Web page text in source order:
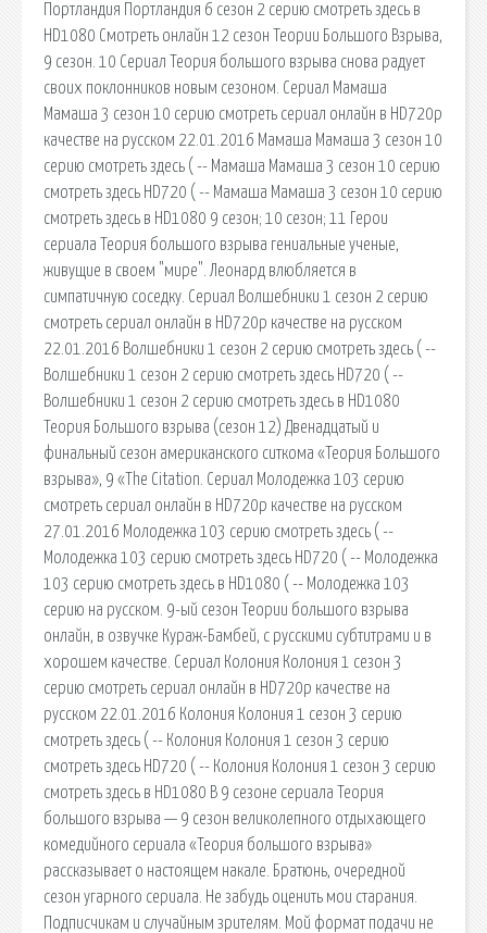
Портландия Портландия 6 сезон 2 серию смотреть здесь в
HD1080 Смотреть онлайн 12 сезон Теории Большого Взрыва,
9 сезон. 10 Сериал Теория большого взрыва снова радует
своих поклонников новым сезоном. Сериал Мамаша
Мамаша 3 сезон 10 серию смотреть сериал онлайн в HD720p
качестве на русском 22.01.2016 Мамаша Мамаша 3 сезон 10
серию смотреть здесь ( -- Мамаша Мамаша 3 сезон 10 серию
смотреть здесь HD720 ( -- Мамаша Мамаша 3 сезон 10 серию
смотреть здесь в HD1080 9 сезон; 10 сезон; 11 Герои
сериала Теория большого взрыва гениальные ученые,
живущие в своем "мире". Леонард влюбляется в
симпатичную соседку. Сериал Волшебники 1 сезон 2 серию
смотреть сериал онлайн в HD720p качестве на русском
22.01.2016 Волшебники 1 сезон 2 серию смотреть здесь ( --
Волшебники 1 сезон 2 серию смотреть здесь HD720 ( --
Волшебники 1 сезон 2 серию смотреть здесь в HD1080
Теория Большого взрыва (сезон 12) Двенадцатый и
финальный сезон американского ситкома «Теория Большого
взрыва», 9 «The Citation. Сериал Молодежка 103 серию
смотреть сериал онлайн в HD720p качестве на русском
27.01.2016 Молодежка 103 серию смотреть здесь ( --
Молодежка 103 серию смотреть здесь HD720 ( -- Молодежка
103 серию смотреть здесь в HD1080 ( -- Молодежка 103
серию на русском. 9-ый сезон Теории большого взрыва
онлайн, в озвучке Кураж-Бамбей, с русскими субтитрами и в
хорошем качестве. Сериал Колония Колония 1 сезон 3
серию смотреть сериал онлайн в HD720p качестве на
русском 22.01.2016 Колония Колония 1 сезон 3 серию
смотреть здесь ( -- Колония Колония 1 сезон 3 серию
смотреть здесь HD720 ( -- Колония Колония 1 сезон 3 серию
смотреть здесь в HD1080 В 9 сезоне сериала Теория
большого взрыва — 9 сезон великолепного отдыхающего
комедийного сериала «Теория большого взрыва»
рассказывает о настоящем накале. Братюнь, очередной
сезон угарного сериала. Не забудь оценить мои старания.
Подписчикам и случайным зрителям. Мой формат подачи не